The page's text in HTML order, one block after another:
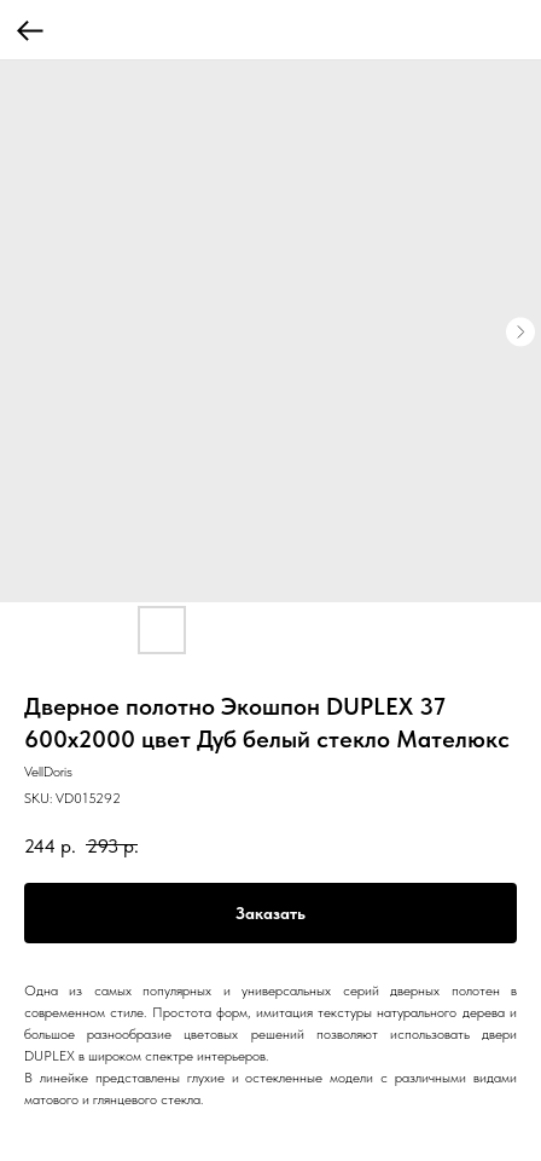
Дверное полотно Экошпон DUPLEX 37
600х2000 цвет Дуб белый стекло Мателюкс
VellDoris
SKU: VD015292
244 р. 293 р.
Заказать
Одна из самых популярных и универсальных серий дверных полотен в
современном стиле. Простота форм, имитация текстуры натурального дерева и
большое разнообразие цветовых решений позволяют использовать двери
DUPLEX в широком спектре интерьеров.
В линейке представлены глухие и остекленные модели с различными видами
матового и глянцевого стекла.